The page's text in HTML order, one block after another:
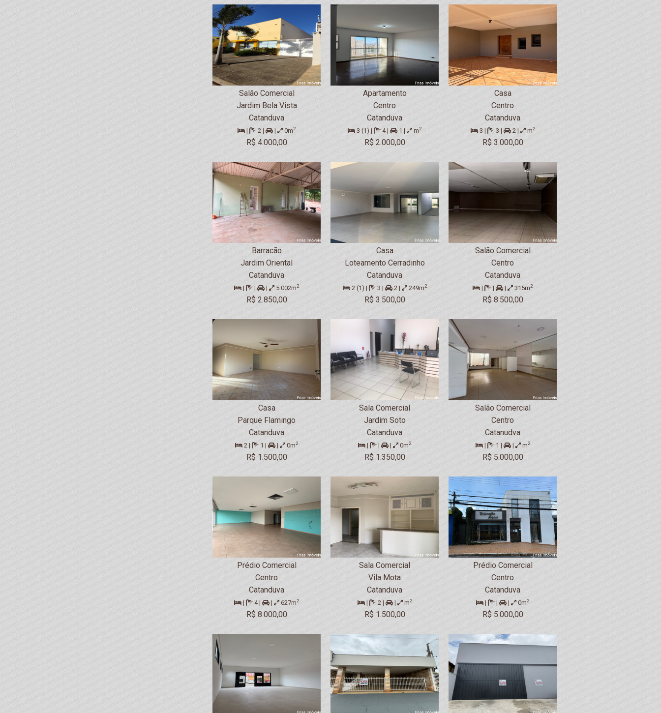
Salão Comercial
Jardim Bela Vista
Catanduva
| 2 | | 0m2
R$ 4.000,00
Apartamento
Centro
Catanduva
3 (1) | 4 | 1 | m2
R$ 2.000,00
Casa
Centro
Catanduva
3 | 3 | 2 | m2
R$ 3.000,00
Barracão
Jardim Oriental
Catanduva
| | | 5.002m2
R$ 2.850,00
Casa
Loteamento Cerradinho
Catanduva
2 (1) | 3 | 2 | 249m2
R$ 3.500,00
Salão Comercial
Centro
Catanduva
| | | 315m2
R$ 8.500,00
Casa
Parque Flamingo
Catanduva
2 | 1 | | 0m2
R$ 1.500,00
Sala Comercial
Jardim Soto
Catanduva
| | | 0m2
R$ 1.350,00
Salão Comercial
Centro
Catanudva
| 1 | | m2
R$ 5.000,00
Prédio Comercial
Centro
Catanduva
| 4 | | 627m2
R$ 8.000,00
Sala Comercial
Vila Mota
Catanduva
| 2 | | m2
R$ 1.500,00
Prédio Comercial
Centro
Catanduva
| | | 0m2
R$ 5.000,00